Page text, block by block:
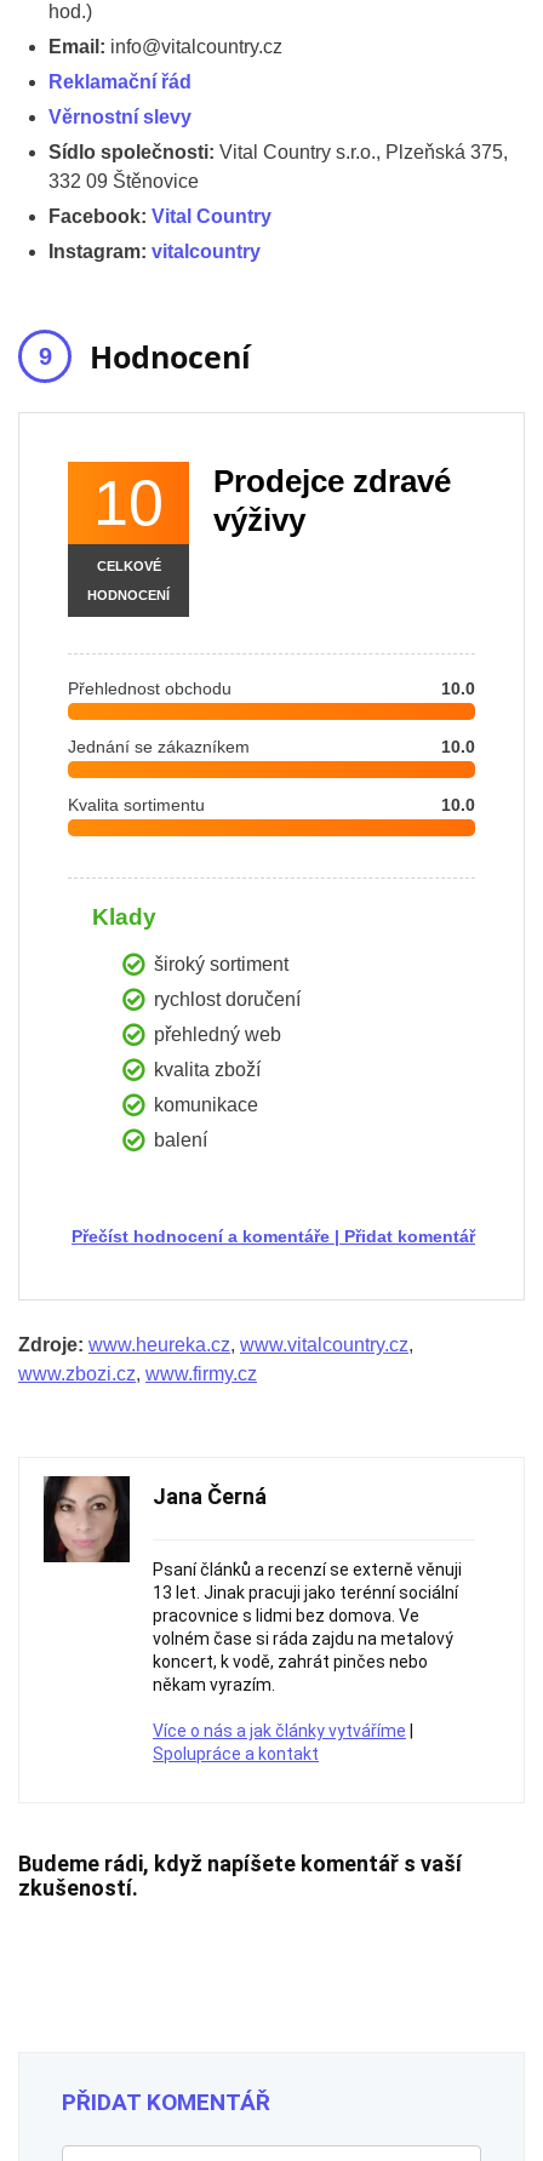
hod.)
Email: info@vitalcountry.cz
Reklamační řád
Věrnostní slevy
Sídlo společnosti: Vital Country s.r.o., Plzeňská 375,
332 09 Štěnovice
Facebook: Vital Country
Instagram: vitalcountry
Hodnocení
10
CELKOVÉ
HODNOCENÍ
Prodejce zdravé
výživy
Přehlednost obchodu 10.0
Jednání se zákazníkem 10.0
Kvalita sortimentu 10.0
Klady
široký sortiment
rychlost doručení
přehledný web
kvalita zboží
komunikace
balení
Přidat komentář
|
Přečíst hodnocení a komentáře
Zdroje: www.heureka.cz, www.vitalcountry.cz,
www.zbozi.cz, www.firmy.cz
Jana Černá
Psaní článků a recenzí se externě věnuji
13 let. Jinak pracuji jako terénní sociální
pracovnice s lidmi bez domova. Ve
volném čase si ráda zajdu na metalový
koncert, k vodě, zahrát pinčes nebo
někam vyrazím.
Více o nás a jak články vytváříme
Spolupráce a kontakt
Budeme rádi, když napíšete komentář s vaší
zkušeností.
PŘIDAT KOMENTÁŘ